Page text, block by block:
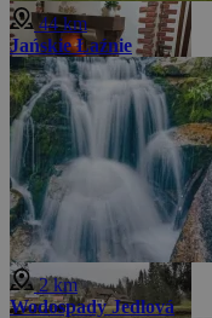
44 km
Jańskie Łaźnie
2 km
Wodospady Jedlová